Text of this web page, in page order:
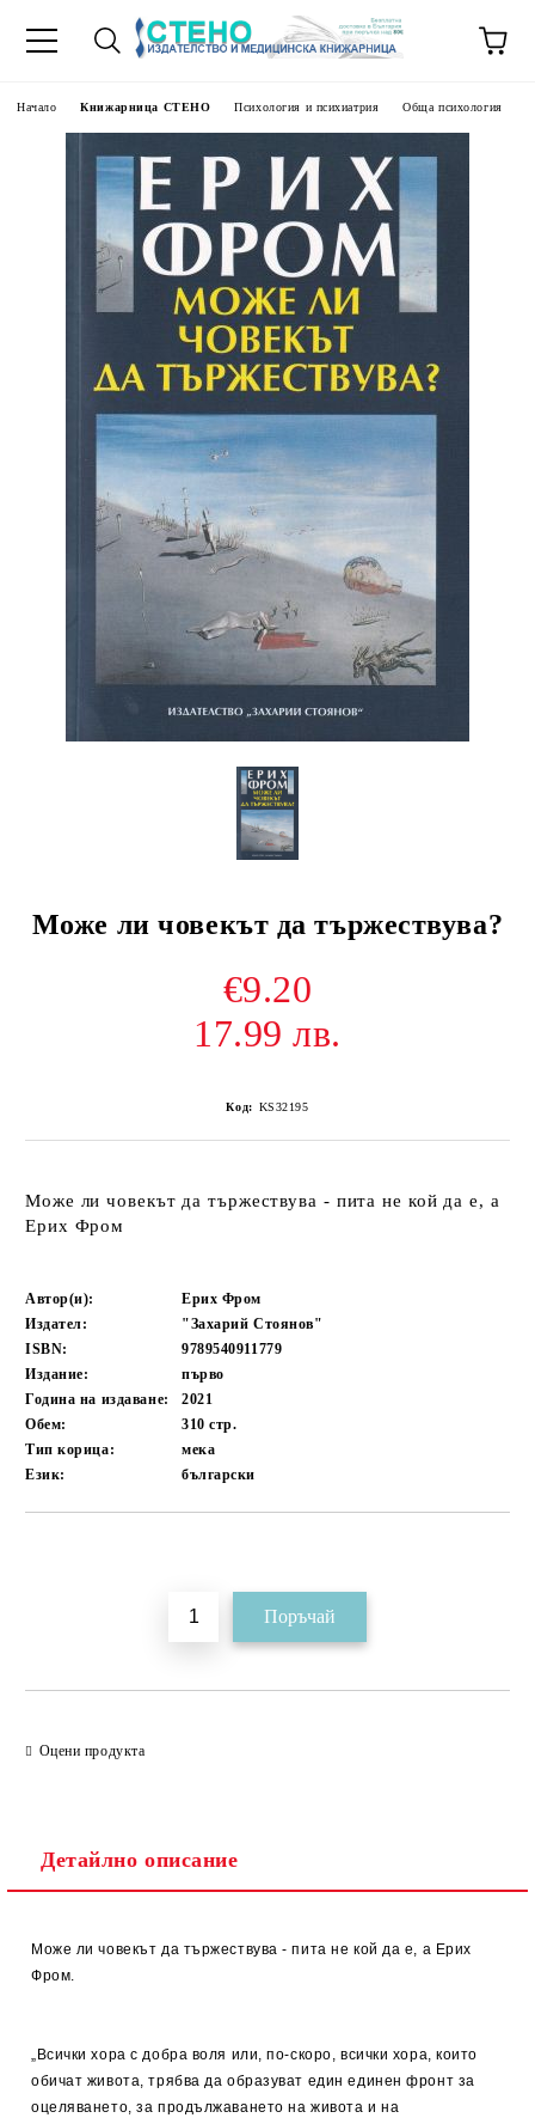
Начало Книжарница СТЕНО Психология и психиатрия Обща психология
Може ли човекът да тържествува?
€9.20
17.99 лв.
Код: KS32195
Може ли човекът да тържествува - пита не кой да е, а
Ерих Фром
Автор(и):
Ерих Фром
Издател:
"Захарий Стоянов"
ISBN:
9789540911779
Издание:
първо
Година на издаване:
2021
Обем:
310стр.
Тип корица:
мека
Език:
български
Оцени продукта
Детайлно описание
Може ли човекът да тържествува - пита не кой да е, а Ерих
Фром.
„Всички хора с добра воля или, по-скоро, всички хора, които
обичат живота, трябва да образуват един единен фронт за
оцеляването, за продължаването на живота и на